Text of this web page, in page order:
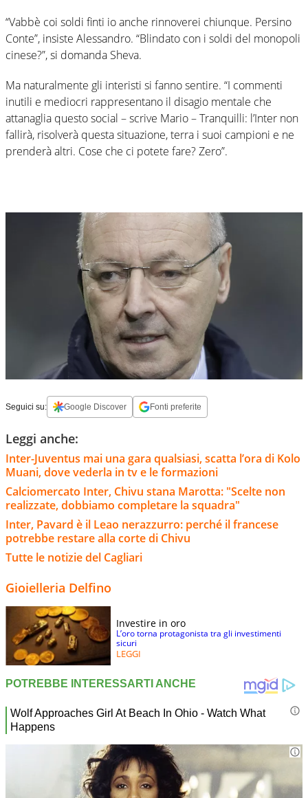
“Vabbè coi soldi finti io anche rinnoverei chiunque. Persino
Conte”, insiste Alessandro. “Blindato con i soldi del monopoli
cinese?”, si domanda Sheva.
Ma naturalmente gli interisti si fanno sentire. “I commenti
inutili e mediocri rappresentano il disagio mentale che
attanaglia questo social – scrive Mario – Tranquilli: l’Inter non
fallirà, risolverà questa situazione, terra i suoi campioni e ne
prenderà altri. Cose che ci potete fare? Zero”.
Seguici su: Google Discover Fonti preferite
Leggi anche:
Inter-Juventus mai una gara qualsiasi, scatta l’ora di Kolo
Muani, dove vederla in tv e le formazioni
Calciomercato Inter, Chivu stana Marotta: "Scelte non
realizzate, dobbiamo completare la squadra"
Inter, Pavard è il Leao nerazzurro: perché il francese
potrebbe restare alla corte di Chivu
Tutte le notizie del Cagliari
Gioielleria Delfino
Investire in oro
L’oro torna protagonista tra gli investimenti
sicuri
LEGGI